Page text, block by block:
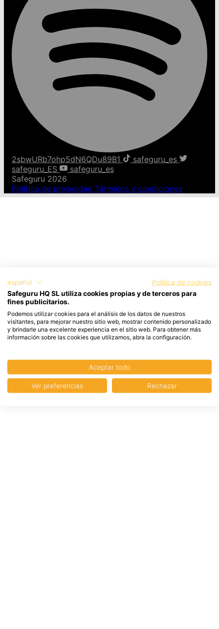
2sbwURb7ohp5dN6QDu89B1
safeguru_es
safeguru_ES
safeguru_es
Safeguru 2026
Política de privacidad Términos y condiciones
español
Política de cookies
Safeguru HQ SL utiliza cookies propias y de terceros para
fines publicitarios.
Podemos utilizar cookies para el análisis de los datos de nuestros
visitantes, para mejorar nuestro sitio web, mostrar contenido personalizado
y brindarle una excelente experiencia en el sitio web. Para obtener más
información sobre las cookies que utilizamos, abra la configuración.
Aceptar todo
Ver preferencias Rechazar